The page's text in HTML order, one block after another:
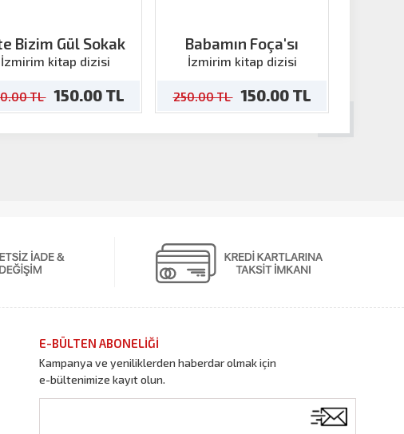
Bizim Gül Sokak
İzmirim kitap dizisi
TL 150.00 TL
Babamın Foça'sı
İzmirim kitap dizisi
250.00 TL 150.00 TL
E-BÜLTEN ABONELİĞİ
Kampanya ve yeniliklerden haberdar olmak için
e-bültenimize kayıt olun.